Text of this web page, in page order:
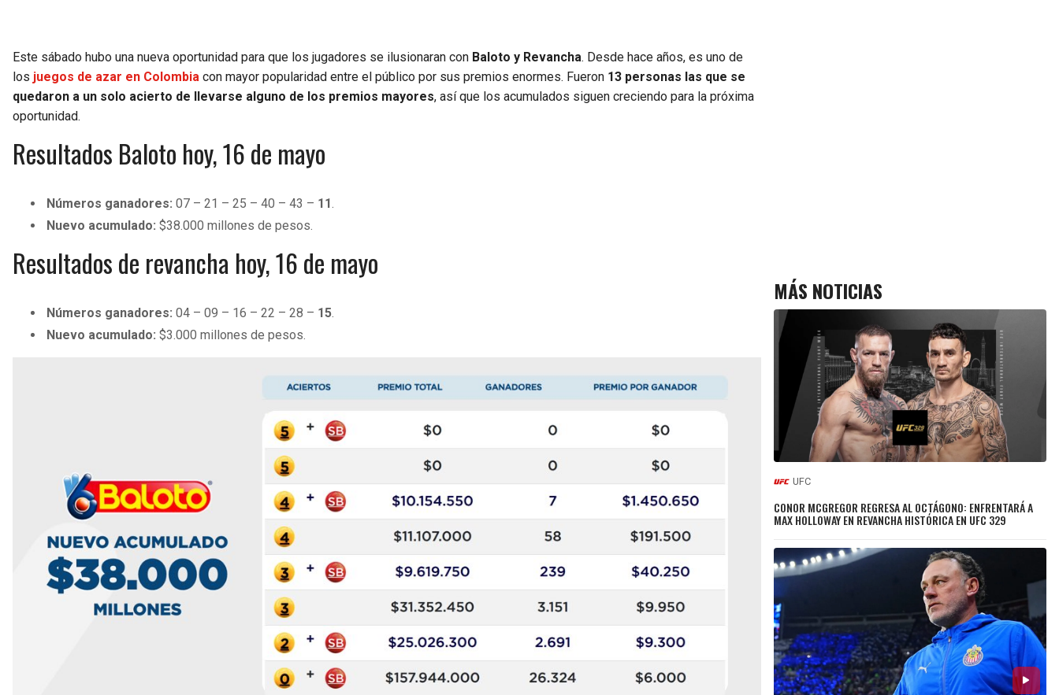
Este sábado hubo una nueva oportunidad para que los jugadores se ilusionaran con Baloto y Revancha. Desde hace años, es uno de
los juegos de azar en Colombia con mayor popularidad entre el público por sus premios enormes. Fueron 13 personas las que se
quedaron a un solo acierto de llevarse alguno de los premios mayores, así que los acumulados siguen creciendo para la próxima
oportunidad.
Resultados Baloto hoy, 16 de mayo
Números ganadores:07 – 21 – 25 – 40 – 43 – 11.
Nuevo acumulado:$38.000 millones de pesos.
Resultados de revancha hoy, 16 de mayo
Números ganadores:04 – 09 – 16 – 22 – 28 – 15.
Nuevo acumulado:$3.000 millones de pesos.
MÁS NOTICIAS
UFC
CONOR MCGREGOR REGRESA AL OCTÁGONO: ENFRENTARÁ A
MAX HOLLOWAY EN REVANCHA HISTÓRICA EN UFC 329